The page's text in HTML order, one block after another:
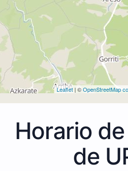
Leaflet | ©OpenStreetMap
Horario
de